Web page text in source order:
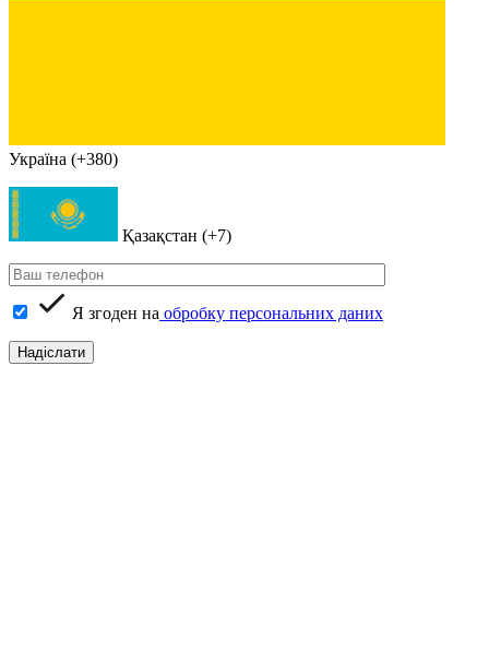
Україна (+380)
Қазақстан (+7)
Я згоден на обробку персональних даних